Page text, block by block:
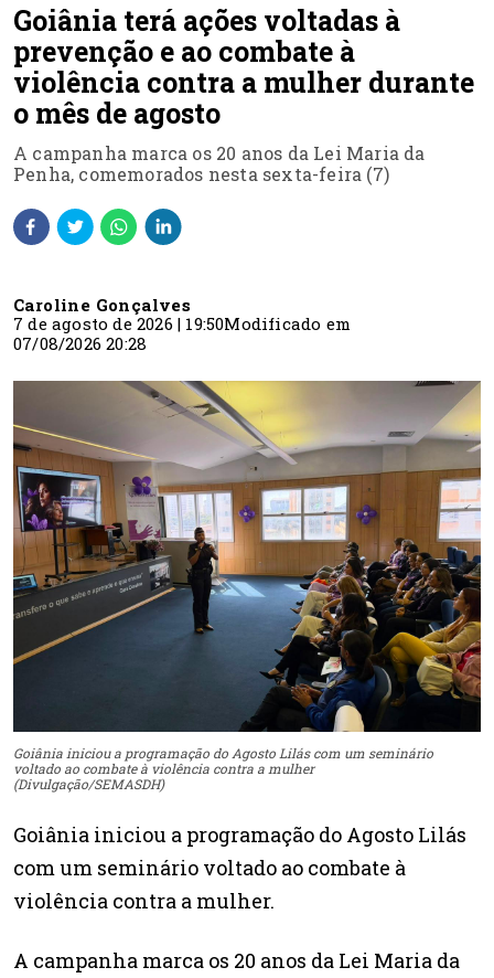
Goiânia terá ações voltadas à
prevenção e ao combate à
violência contra a mulher durante
o mês de agosto
A campanha marca os 20 anos da Lei Maria da
Penha, comemorados nesta sexta-feira (7)
Caroline Gonçalves
7 de agosto de 2026 | 19:50Modificado em
07/08/2026 20:28
Goiânia iniciou a programação do Agosto Lilás com um seminário
voltado ao combate à violência contra a mulher
(Divulgação/SEMASDH)
Goiânia iniciou a programação do Agosto Lilás
com um seminário voltado ao combate à
violência contra a mulher.
A campanha marca os 20 anos da Lei Maria da